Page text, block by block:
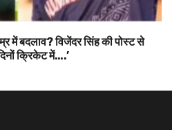
में बदलाव? विजेंदर सिंह की पोस्ट से
क्रिकेट में….’